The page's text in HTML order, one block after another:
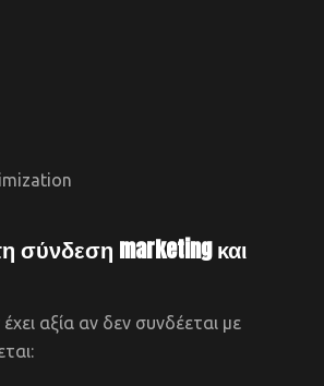
σύνδεση marketing και
αξία αν δεν συνδέεται με